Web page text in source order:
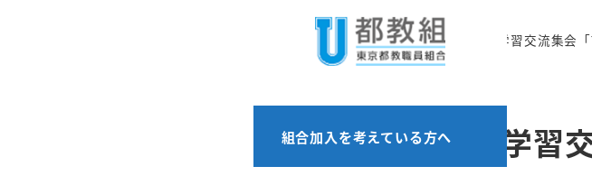
コ
組合加入を考えている方へ
学習会 全国青年教職員学習交流集会
全国青年教職員学習